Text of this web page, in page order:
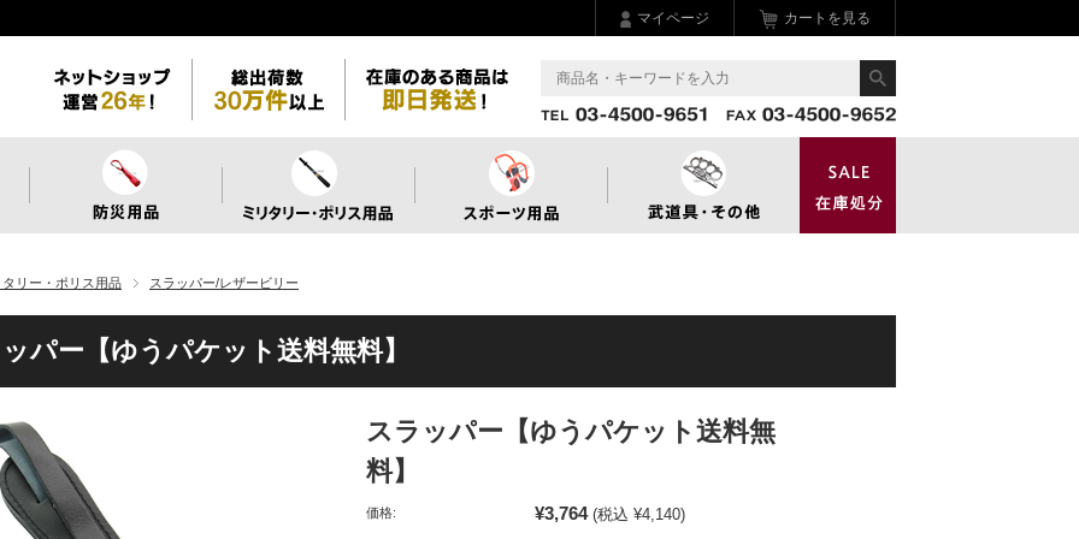
マイページ カートを見る
タリー・ポリス用品 スラッパー/レザービリー
パー【ゆうパケット送料無料】
スラッパー【ゆうパケット送料無
料】
価格: ¥3,764 (税込 ¥4,140)